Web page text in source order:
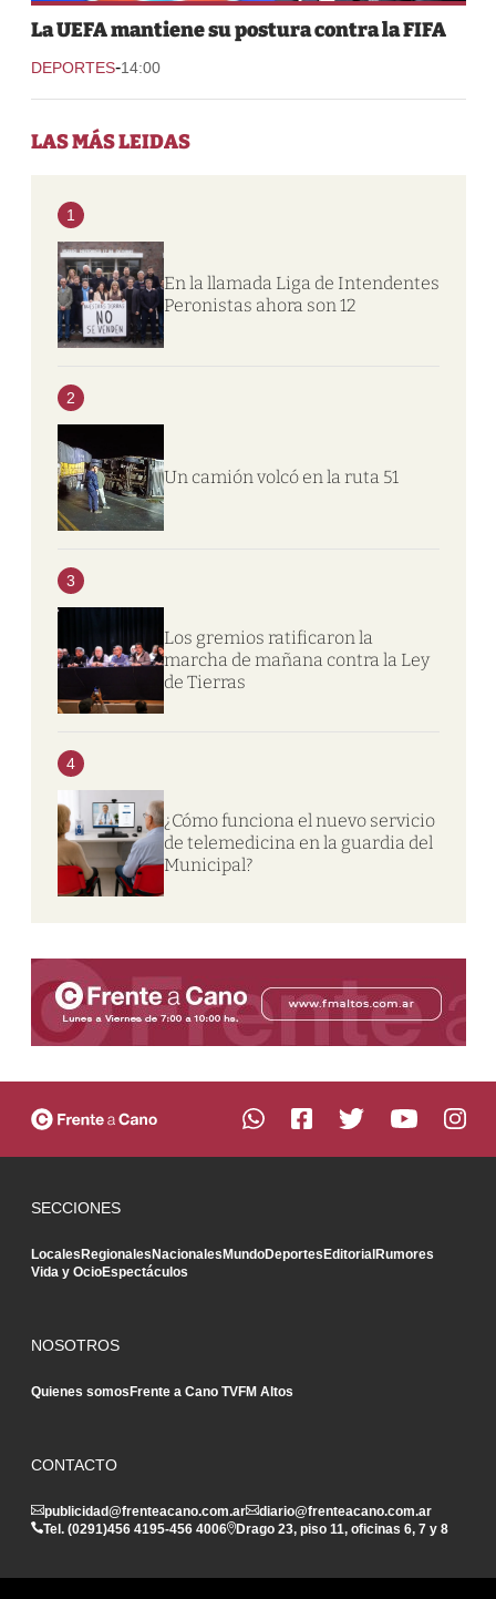
La UEFA mantiene su postura contra la FIFA
DEPORTES-14:00
LAS MÁS LEIDAS
1
En la llamada Liga de Intendentes
Peronistas ahora son 12
2
Un camión volcó en la ruta 51
3
Los gremios ratificaron la
marcha de mañana contra la Ley
de Tierras
4
¿Cómo funciona el nuevo servicio
de telemedicina en la guardia del
Municipal?
SECCIONES
LocalesRegionalesNacionalesMundoDeportesEditorialRumores
Vida y OcioEspectáculos
NOSOTROS
Quienes somosFrente a Cano TVFM Altos
CONTACTO
publicidad@frenteacano.com.ar
diario@frenteacano.com.ar
Tel. (0291)456 4195-456 4006 Drago 23, piso 11, oficinas 6, 7 y 8